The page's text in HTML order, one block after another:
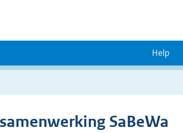
Help
SaBeWa